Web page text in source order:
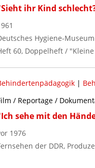
ihr Kind
Hygiene-
60, Doppelheft /
|
/ Reportage /
sehe mit den
1976
der DDR,